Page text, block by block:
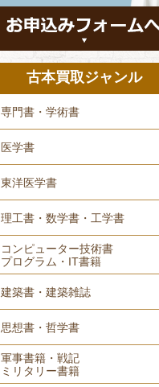
古本買取ジャンル
専門書・学術書
医学書
東洋医学書
理工書・数学書・工学書
コンピューター技術書
プログラム・IT書籍
建築書・建築雑誌
思想書・哲学書
軍事書籍・戦記
ミリタリー書籍